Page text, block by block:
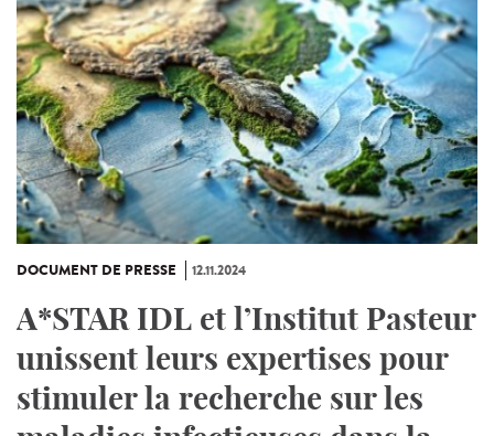
DOCUMENT DE PRESSE 12.11.2024
A*STAR IDL et l’Institut Pasteur
unissent leurs expertises pour
stimuler la recherche sur les